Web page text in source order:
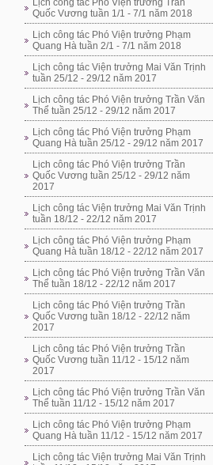
Lịch công tác Phó Viện trưởng Trần
Quốc Vương tuần 1/1 - 7/1 năm 2018
Lịch công tác Phó Viện trưởng Phạm
Quang Hà tuần 2/1 - 7/1 năm 2018
Lịch công tác Viện trưởng Mai Văn Trịnh
tuần 25/12 - 29/12 năm 2017
Lịch công tác Phó Viện trưởng Trần Văn
Thể tuần 25/12 - 29/12 năm 2017
Lịch công tác Phó Viện trưởng Phạm
Quang Hà tuần 25/12 - 29/12 năm 2017
Lịch công tác Phó Viện trưởng Trần
Quốc Vương tuần 25/12 - 29/12 năm
2017
Lịch công tác Viện trưởng Mai Văn Trịnh
tuần 18/12 - 22/12 năm 2017
Lịch công tác Phó Viện trưởng Phạm
Quang Hà tuần 18/12 - 22/12 năm 2017
Lịch công tác Phó Viện trưởng Trần Văn
Thể tuần 18/12 - 22/12 năm 2017
Lịch công tác Phó Viện trưởng Trần
Quốc Vương tuần 18/12 - 22/12 năm
2017
Lịch công tác Phó Viện trưởng Trần
Quốc Vương tuần 11/12 - 15/12 năm
2017
Lịch công tác Phó Viện trưởng Trần Văn
Thể tuần 11/12 - 15/12 năm 2017
Lịch công tác Phó Viện trưởng Phạm
Quang Hà tuần 11/12 - 15/12 năm 2017
Lịch công tác Viện trưởng Mai Văn Trịnh